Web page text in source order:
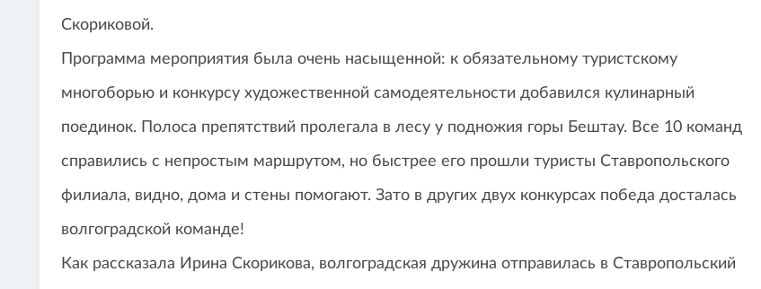
Скориковой.
Программа мероприятия была очень насыщенной: к обязательному туристскому
многоборью и конкурсу художественной самодеятельности добавился кулинарный
поединок. Полоса препятствий пролегала в лесу у подножия горы Бештау. Все 10 команд
справились с непростым маршрутом, но быстрее его прошли туристы Ставропольского
филиала, видно, дома и стены помогают. Зато в других двух конкурсах победа досталась
волгоградской команде!
Как рассказала Ирина Скорикова, волгоградская дружина отправилась в Ставропольский